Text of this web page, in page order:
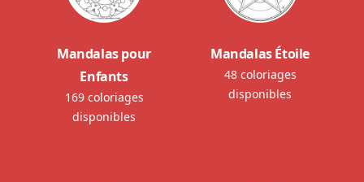
Mandalas pour
Enfants
169 coloriages
disponibles
Mandalas Étoile
48 coloriages
disponibles